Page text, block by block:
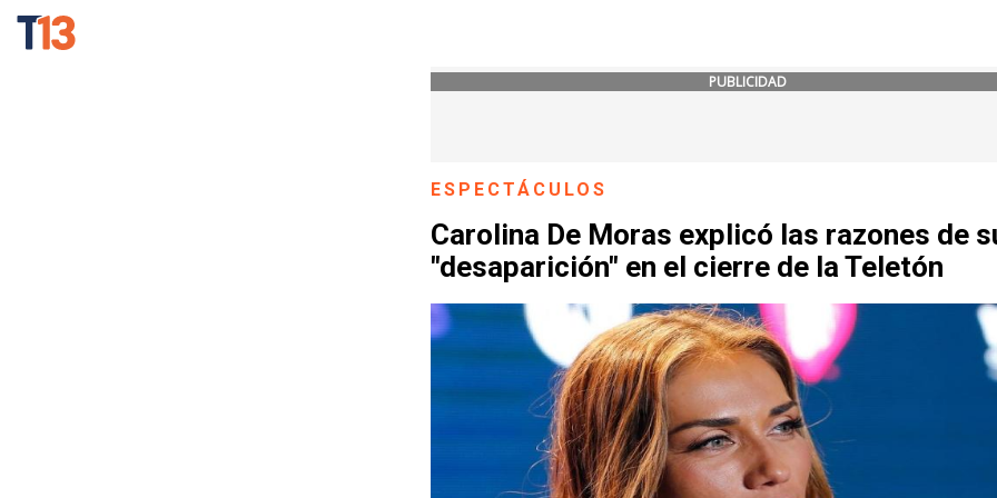
PUBLICIDAD
ESPECTÁCULOS
Carolina De Moras explicó las razones de
"desaparición" en el cierre de la Teletón